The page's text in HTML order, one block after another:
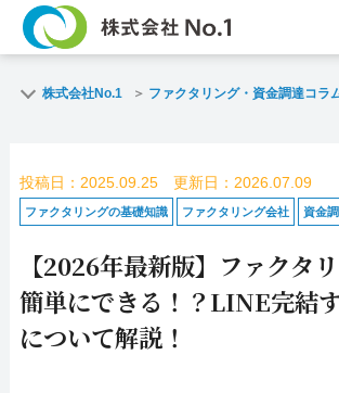
よくある質問
企業情報
名古屋支店HP
株式会社No.1 ファクタリング・資金調達コラ
投稿日：2025.09.25 更新日：2026.07.09
ファクタリングの基礎知識 ファクタリング会社 資金
【2026年最新版】ファクタ
簡単にできる！？LINE完結
について解説！